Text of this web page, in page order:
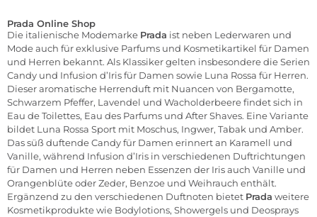
Prada Online Shop
Die italienische Modemarke Prada ist neben Lederwaren und
Modeauch für exklusive Parfums und Kosmetikartikel für Damen
und Herren bekannt. Als Klassiker gelten insbesondere die Serien
Candy und Infusion d’Iris für Damen sowie Luna Rossa für Herren.
Dieser aromatische Herrenduft mit Nuancen von Bergamotte,
Schwarzem Pfeffer, Lavendel und Wacholderbeere findet sich in
Eau de Toilettes, Eau des Parfums und After Shaves. Eine Variante
bildet Luna Rossa Sport mit Moschus, Ingwer, Tabak und Amber.
Das süß duftende Candy für Damen erinnert an Karamell und
Vanille, während Infusion d’Iris in verschiedenen Duftrichtungen
für Damen und Herren neben Essenzen der Iris auch Vanille und
Orangenblüte oder Zeder, Benzoe und Weihrauch enthält.
Ergänzend zu den verschiedenen Duftnoten bietet Prada weitere
Kosmetikprodukte wie Bodylotions, Showergels und Deosprays